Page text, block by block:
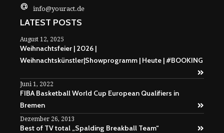
info@youract.de
LATEST POSTS
August 12, 2025
Weihnachtsfeier | 2026 |
Weihnachtskünstler|Showprogramm | Heute | #BOOKING
Juni 1, 2022
FIBA Basketball World Cup European Qualifiers in
Bremen
Dezember 26, 2013
Best of TV total „Spalding Breakball Team“